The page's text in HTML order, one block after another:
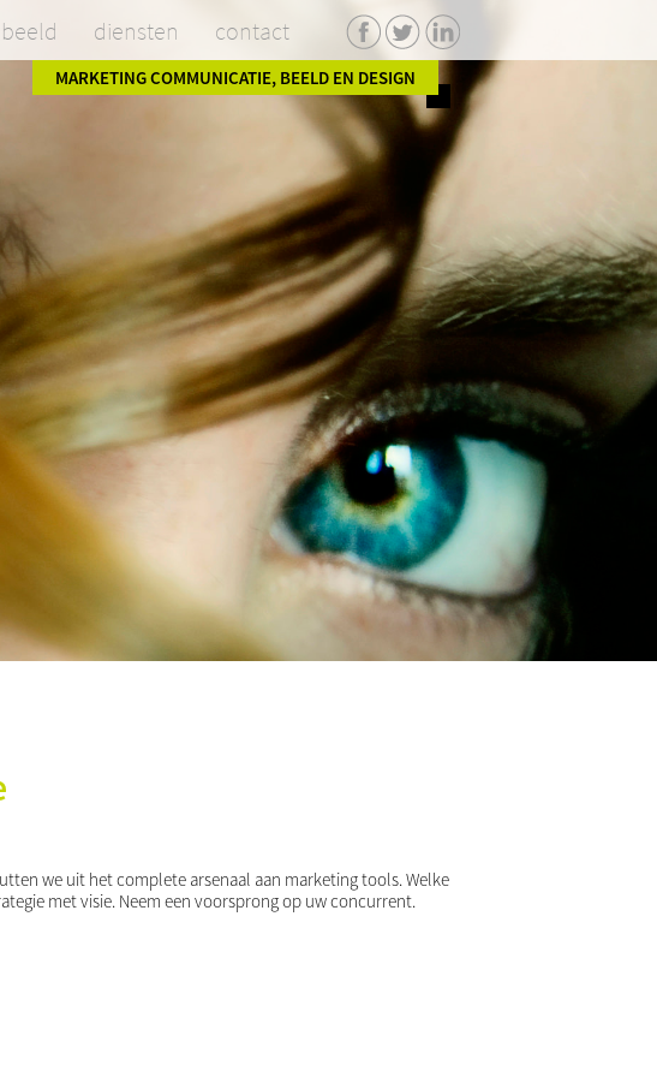
beeld diensten contact facebook
twitterlinkedin
MARKETING COMMUNICATIE, BEELD EN DESIGN
we uit het complete arsenaal aan marketing tools. Welke
met visie. Neem een voorsprong op uw concurrent.